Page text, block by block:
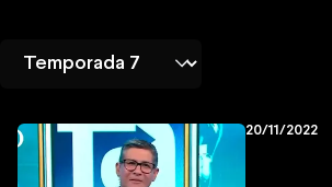
20/11/2022